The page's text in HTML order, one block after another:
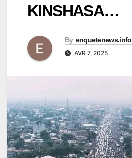
KINSHASA…
By enquetenews.info
AVR 7, 2025